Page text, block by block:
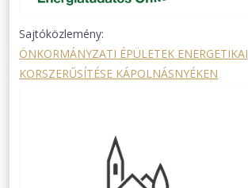
Sajtóközlemény:
ÖNKORMÁNYZATI ÉPÜLETEK ENERGETIKAI
KORSZERŰSÍTÉSE KÁPOLNÁSNYÉKEN